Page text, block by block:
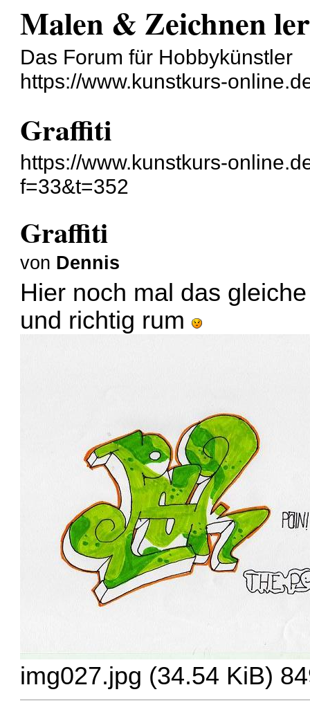
Malen & Zeichnen
Das Forum für Hobbykünstler
https://www.kunstkurs-
Graffiti
https://www.kunstkurs-
f=33&t=352
Graffiti
von Dennis
Hier noch mal das
und richtig rum
img027.jpg (34.54 KiB)